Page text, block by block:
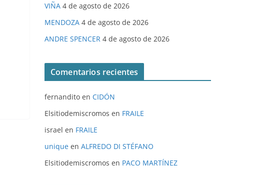
VIÑA 4 de agosto de 2026
MENDOZA 4 de agosto de 2026
ANDRE SPENCER 4 de agosto de 2026
Comentarios recientes
fernandito en CIDÓN
Elsitiodemiscromos en FRAILE
israel en FRAILE
unique en ALFREDO DI STÉFANO
Elsitiodemiscromos en PACO MARTÍNEZ